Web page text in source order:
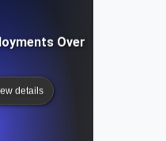
Over Extended
details